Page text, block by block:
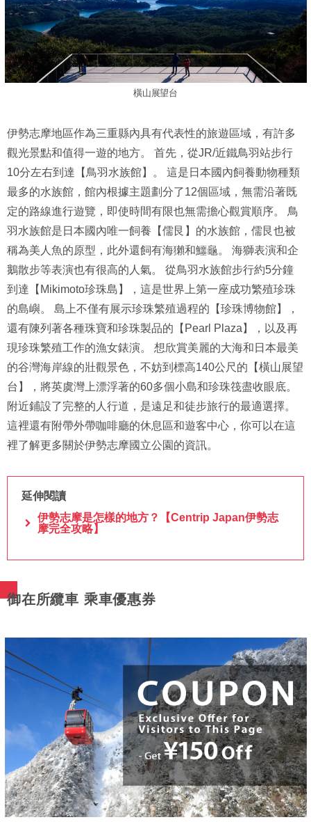
橫山展望台
伊勢志摩地區作為三重縣內具有代表性的旅遊區域，有許多
觀光景點和值得一遊的地方。 首先，從JR/近鐵鳥羽站步行
10分左右到達【鳥羽水族館】。 這是日本國內飼養動物種類
最多的水族館，館內根據主題劃分了12個區域，無需沿著既
定的路線進行遊覽，即使時間有限也無需擔心觀賞順序。 鳥
羽水族館是日本國內唯一飼養【儒艮】的水族館，儒艮也被
稱為美人魚的原型，此外還飼有海獺和鱷龜。 海獅表演和企
鵝散步等表演也有很高的人氣。 從鳥羽水族館步行約5分鐘
到達【Mikimoto珍珠島】，這是世界上第一座成功繁殖珍珠
的島嶼。 島上不僅有展示珍珠繁殖過程的【珍珠博物館】，
還有陳列著各種珠寶和珍珠製品的【Pearl Plaza】，以及再
現珍珠繁殖工作的漁女錶演。 想欣賞美麗的大海和日本最美
的谷灣海岸線的壯觀景色，不妨到標高140公尺的【橫山展望
台】，將英虞灣上漂浮著的60多個小島和珍珠筏盡收眼底。
附近鋪設了完整的人行道，是遠足和徒步旅行的最適選擇。
這裡還有附帶外帶咖啡廳的休息區和遊客中心，你可以在這
裡了解更多關於伊勢志摩國立公園的資訊。
延伸閱讀
伊勢志摩是怎樣的地方？【Centrip Japan伊勢志
摩完全攻略】
御在所纜車 乘車優惠券